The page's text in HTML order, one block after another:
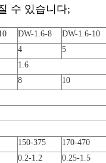
수 있습니다;
DW-1.6-8 DW-1.6-10
4 5
1.6
8 10
150-375 170-470
0.2-1.2 0.25-1.5